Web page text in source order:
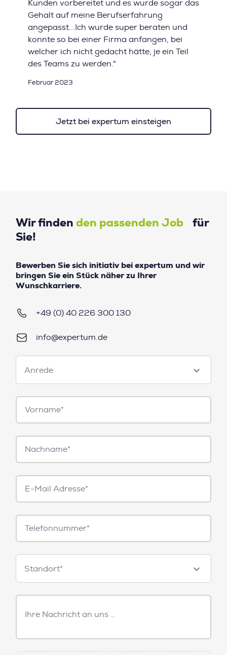
Kunden vorbereitet und es wurde sogar das
Gehalt auf meine Berufserfahrung
angepasst...Ich wurde super beraten und
konnte so bei einer Firma anfangen, bei
welcher ich nicht gedacht hätte, je ein Teil
des Teams zu werden."
Februar 2023
Jetzt bei expertum einsteigen
Wir finden den passenden Job für
Sie!
Bewerben Sie sich initiativ bei expertum und wir
bringen Sie ein Stück näher zu Ihrer
Wunschkarriere.
+49 (0) 40 226 300 130
info@expertum.de
Anrede
Anrede
Vorname*
Nachname*
E-
Mail*
Telefonnummer
Standorte
Standort*
Freitext
Nachricht